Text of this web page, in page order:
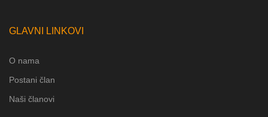
GLAVNI LINKOVI
O nama
Postani član
Naši članovi